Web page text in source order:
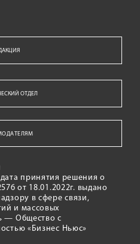
ОТДЕЛ
принятия решения о
от 18.01.2022г. выдано
в сфере связи,
и массовых
— Общество с
«Бизнес Ньюс»